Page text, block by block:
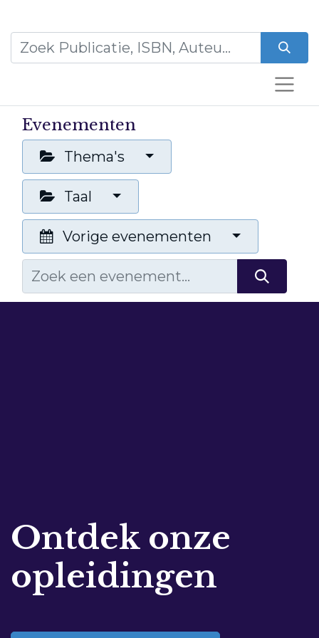
Evenementen
Thema's
Taal
Vorige evenementen
Ontdek onze
opleidingen